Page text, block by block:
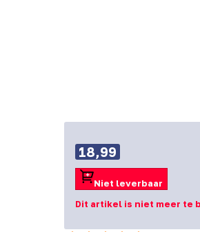
18,99
Niet leverbaar
Dit artikel is niet meer te